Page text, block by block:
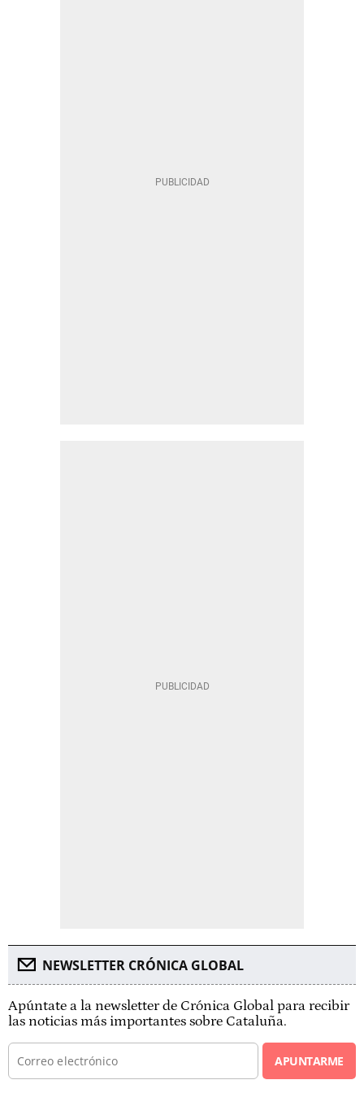
NEWSLETTER CRÓNICA GLOBAL
Apúntate a la newsletter de Crónica Global para recibir
las noticias más importantes sobre Cataluña.
APUNTARME